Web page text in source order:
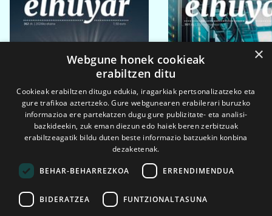
2026ko eka. 1a 2026ko mar. 1a
×
Webgune honek cookieak
erabiltzen ditu
Cookieak erabiltzen ditugu edukia, iragarkiak pertsonalizatzeko eta
gure trafikoa aztertzeko. Gure webgunearen erabilerari buruzko
informazioa ere partekatzen dugu gure publizitate- eta analisi-
bazkideekin, zuk eman diezun edo haiek beren zerbitzuak
erabiltzeagatik bildu duten beste informazio batzuekin konbina
dezaketenak.
BEHAR-BEHARREZKOA ERRENDIMENDUA
BIDERATZEA FUNTZIONALTASUNA